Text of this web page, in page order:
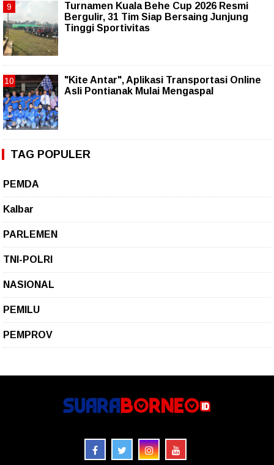
Turnamen Kuala Behe Cup 2026 Resmi
Bergulir, 31 Tim Siap Bersaing Junjung
Tinggi Sportivitas
"Kite Antar", Aplikasi Transportasi Online
Asli Pontianak Mulai Mengaspal
TAG POPULER
PEMDA
Kalbar
PARLEMEN
TNI-POLRI
NASIONAL
PEMILU
PEMPROV